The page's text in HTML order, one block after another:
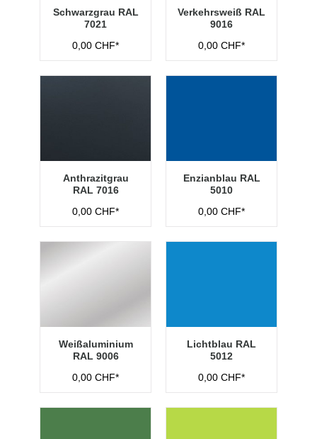
Schwarzgrau RAL
7021
0,00 CHF*
Verkehrsweiß RAL
9016
0,00 CHF*
Anthrazitgrau
RAL 7016
0,00 CHF*
Enzianblau RAL
5010
0,00 CHF*
Weißaluminium
RAL 9006
0,00 CHF*
Lichtblau RAL
5012
0,00 CHF*